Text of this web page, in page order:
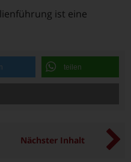
ist eine
teilen
Nächster Inhalt